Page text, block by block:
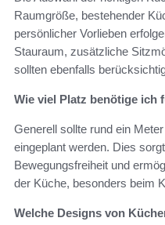
Raumgröße, bestehender
persönlicher Vorlieben
Stauraum, zusätzliche
sollten ebenfalls
Wie viel Platz benötige ich
Generell sollte rund ein
eingeplant werden. Dies
Bewegungsfreiheit und
der Küche, besonders beim
Welche Designs von